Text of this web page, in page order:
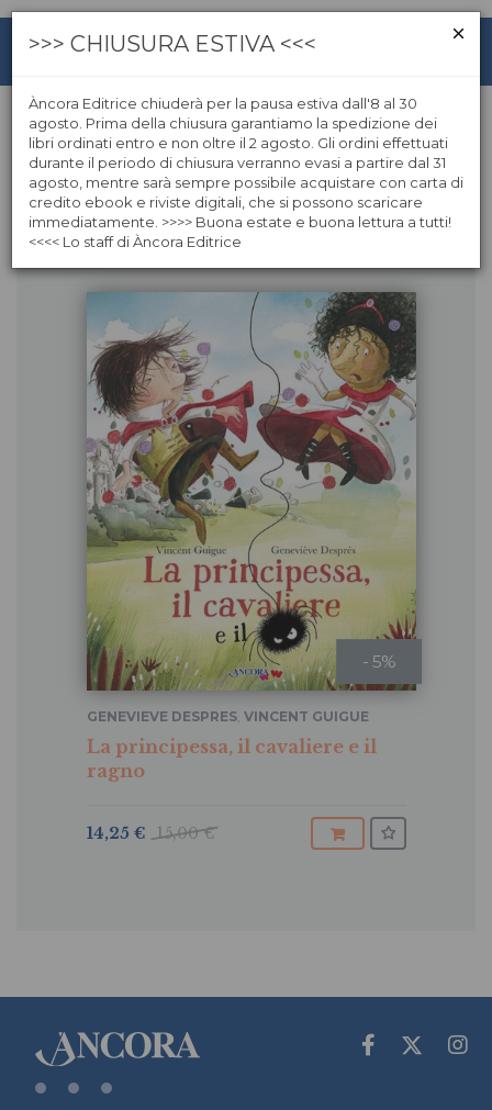
Genevieve Despres
Libri dell'autore
- 5%
La principessa, il cavaliere e il
ragno
GENEVIEVE DESPRES, VINCENT GUIGUE
15,00 €
14,25 €
>>> CHIUSURA ESTIVA <<<
Àncora Editrice chiuderà per la pausa estiva dall'8 al 30
agosto. Prima della chiusura garantiamo la spedizione dei
libri ordinati entro e non oltre il 2 agosto. Gli ordini effettuati
durante il periodo di chiusura verranno evasi a partire dal 31
agosto, mentre sarà sempre possibile acquistare con carta di
credito ebook e riviste digitali, che si possono scaricare
immediatamente. >>>> Buona estate e buona lettura a tutti!
<<<< Lo staff di Àncora Editrice